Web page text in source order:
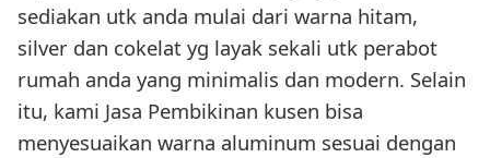
sediakan utk anda mulai dari warna hitam,
silver dan cokelat yg layak sekali utk perabot
rumah anda yang minimalis dan modern. Selain
itu, kami Jasa Pembikinan kusen bisa
menyesuaikan warna aluminum sesuai dengan